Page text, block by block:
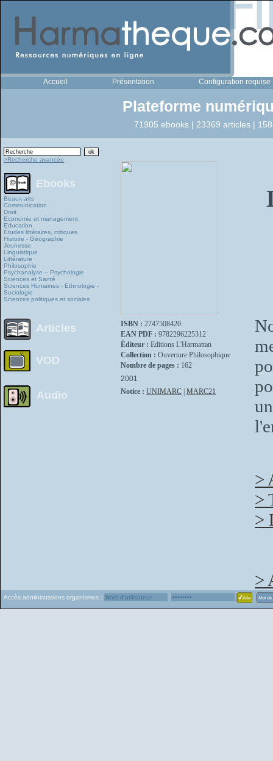
Accueil Présentation Configuration requise
Plateforme
71905 ebooks | 23369 articles |
>Recherche avancée
Ebooks
Beaux-arts
Communication
Droit
Economie et management
Education
Études littéraires, critiques
Histoire - Géographie
Jeunesse
Linguistique
Littérature
Philosophie
Psychanalyse – Psychologie
Sciences et Santé
Sciences Humaines - Ethnologie -
Sociologie
Sciences politiques et sociales
Articles
VOD
Audio
ISBN : 2747508420
EAN PDF : 9782296225312
Éditeur : Editions L'Harmattan
Collection : Ouverture Philosophique
Nombre de pages : 162
2001
Notice : UNIMARC MARC21
>
>
>
>
Accès administrations organismes :